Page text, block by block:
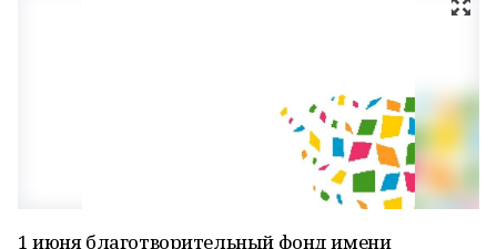
1 июня благотворительный фонд имени